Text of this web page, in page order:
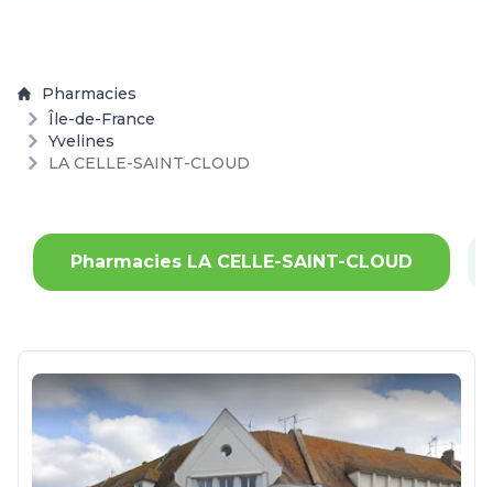
Pharmacies
Île-de-France
Yvelines
LA CELLE-SAINT-CLOUD
Pharmacies LA CELLE-SAINT-CLOUD